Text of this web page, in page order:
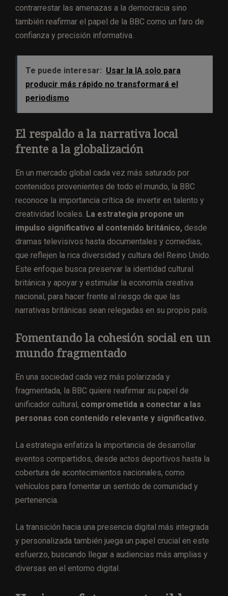
contrarrestar las amenazas a la democracia sino
también reafirmar el papel de la BBC como un faro de
confianza y precisión informativa.
Te puede interesar: Usar la IA solo para
producir más rápido no transformará el
periodismo
El respaldo a la narrativa local
frente a la globalización
En un mercado global cada vez más saturado por
contenidos provenientes de todo el mundo, la BBC
reconoce la importancia crítica de invertir en talento y
creatividad locales. La estrategia propone un
impulso significativo al contenido británico, desde
dramas televisivos hasta documentales y comedias,
que reflejen la rica diversidad y cultura del Reino Unido.
Este enfoque busca preservar la identidad cultural
británica y apoyar y estimular la economía creativa
nacional, para hacer frente al riesgo de que las
narrativas británicas sean relegadas en su propio país.
Fomentando la cohesión social en un
mundo fragmentado
En una sociedad cada vez más polarizada y
fragmentada, la BBC quiere reafirmar su papel de
unificador cultural, comprometida a conectar a las
personas con contenido relevante y significativo.
La estrategia enfatiza la importancia de desarrollar
eventos compartidos, desde actos deportivos hasta la
cobertura de acontecimientos nacionales, como
vehículos para fomentar un sentido de comunidad y
pertenencia.
La transición hacia una presencia digital más integrada
y personalizada también juega un papel crucial en este
esfuerzo, buscando llegar a audiencias más amplias y
diversas en el entorno digital.